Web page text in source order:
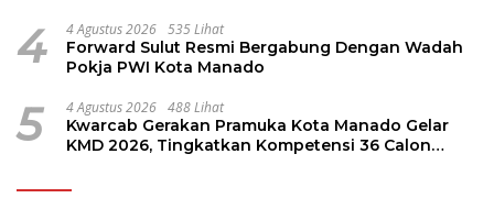
4 4 Agustus 2026 535 Lihat
Forward Sulut Resmi Bergabung Dengan Wadah
Pokja PWI Kota Manado
5 4 Agustus 2026 488 Lihat
Kwarcab Gerakan Pramuka Kota Manado Gelar
KMD 2026, Tingkatkan Kompetensi 36 Calon